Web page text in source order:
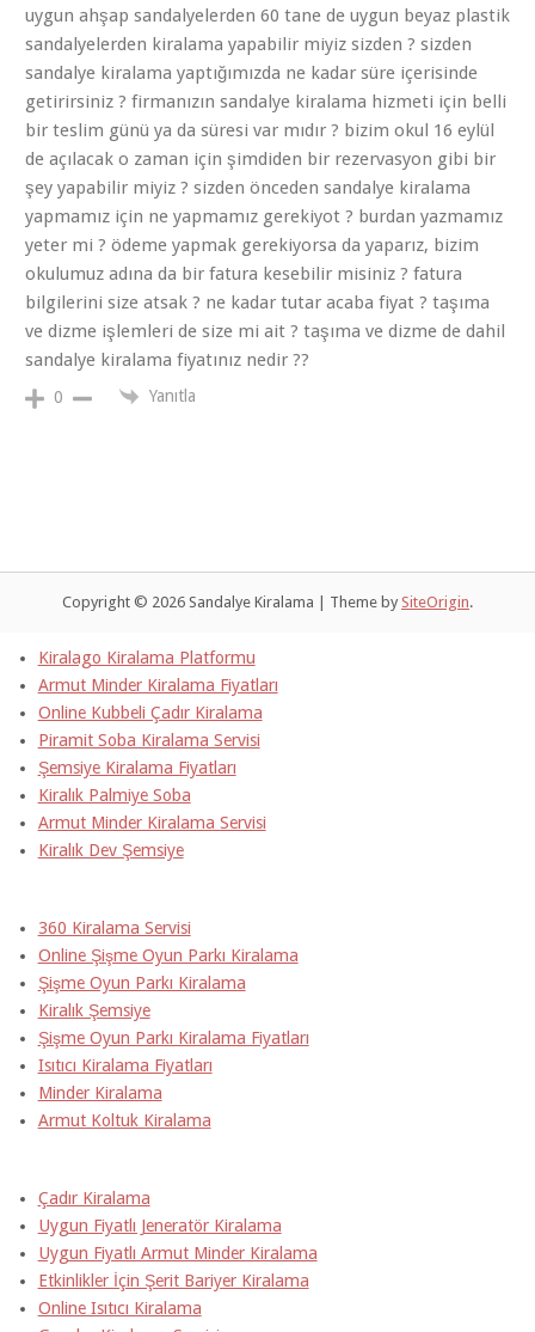
uygun ahşap sandalyelerden 60 tane de uygun beyaz plastik
sandalyelerden kiralama yapabilir miyiz sizden ? sizden
sandalye kiralama yaptığımızda ne kadar süre içerisinde
getirirsiniz ? firmanızın sandalye kiralama hizmeti için belli
bir teslim günü ya da süresi var mıdır ? bizim okul 16 eylül
de açılacak o zaman için şimdiden bir rezervasyon gibi bir
şey yapabilir miyiz ? sizden önceden sandalye kiralama
yapmamız için ne yapmamız gerekiyot ? burdan yazmamız
yeter mi ? ödeme yapmak gerekiyorsa da yaparız, bizim
okulumuz adına da bir fatura kesebilir misiniz ? fatura
bilgilerini size atsak ? ne kadar tutar acaba fiyat ? taşıma
ve dizme işlemleri de size mi ait ? taşıma ve dizme de dahil
sandalye kiralama fiyatınız nedir ??
0 Yanıtla
Copyright © 2026 Sandalye Kiralama Theme by SiteOrigin.
Kiralago Kiralama Platformu
Armut Minder Kiralama Fiyatları
Online Kubbeli Çadır Kiralama
Piramit Soba Kiralama Servisi
Şemsiye Kiralama Fiyatları
Kiralık Palmiye Soba
Armut Minder Kiralama Servisi
Kiralık Dev Şemsiye
360 Kiralama Servisi
Online Şişme Oyun Parkı Kiralama
Şişme Oyun Parkı Kiralama
Kiralık Şemsiye
Şişme Oyun Parkı Kiralama Fiyatları
Isıtıcı Kiralama Fiyatları
Minder Kiralama
Armut Koltuk Kiralama
Çadır Kiralama
Uygun Fiyatlı Jeneratör Kiralama
Uygun Fiyatlı Armut Minder Kiralama
Etkinlikler İçin Şerit Bariyer Kiralama
Online Isıtıcı Kiralama